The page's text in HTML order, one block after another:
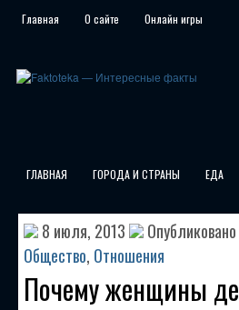
Главная О сайте Онлайн игры
ГЛАВНАЯ ГОРОДА И СТРАНЫ ЕДА
8 июля, 2013
Общество, Отношения
Почему женщины